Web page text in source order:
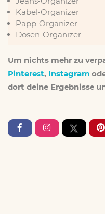
Kabel-Organizer
Papp-Organizer
Dosen-Organizer
Um nichts mehr zu
Pinterest, Instagram
dort deine Ergebnisse